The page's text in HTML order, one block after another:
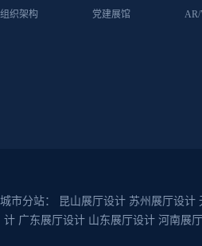
组织架构
党建展馆
城市分站： 昆山展厅设计 苏州展厅设计
计 广东展厅设计 山东展厅设计 河南展